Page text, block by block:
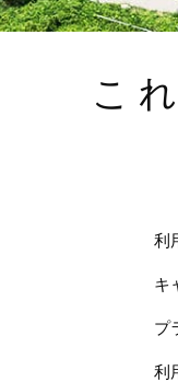
こ
利
キ
プ
利